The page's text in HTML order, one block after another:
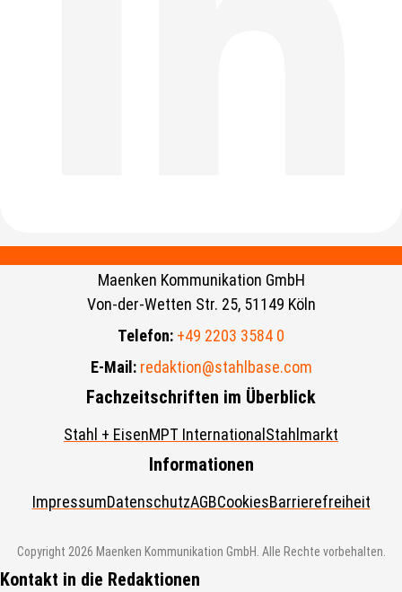
Maenken Kommunikation GmbH
Von-der-Wetten Str. 25, 51149 Köln
Telefon: +49 2203 3584 0
E-Mail: redaktion@stahlbase.com
Fachzeitschriften im Überblick
Stahl + EisenMPT International Stahlmarkt
Informationen
ImpressumDatenschutzAGBCookiesBarrierefreiheit
Copyright 2026 Maenken Kommunikation GmbH. Alle Rechte vorbehalten.
Kontakt in die Redaktionen